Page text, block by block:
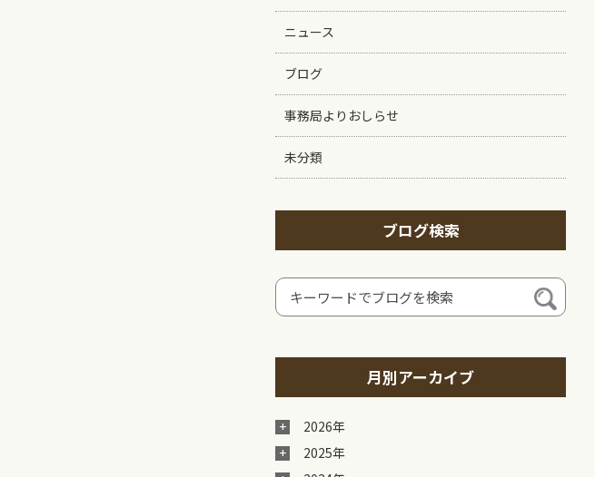
ニュース
ブログ
事務局よりおしらせ
未分類
ブログ検索
月別アーカイブ
2026年
2025年